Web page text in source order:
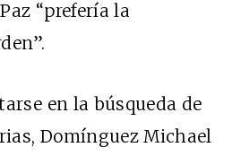
“prefería la
en la búsqueda de
Domínguez Michael